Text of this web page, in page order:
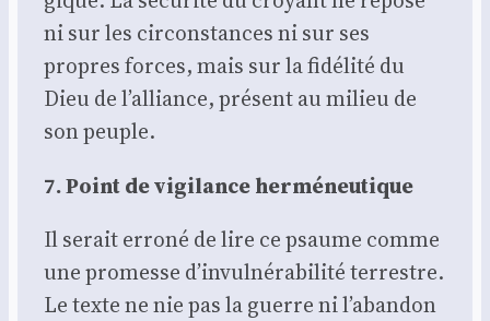
ni sur les cir­cons­tances ni sur ses
propres forces, mais sur la fidé­li­té du
Dieu de l’alliance, pré­sent au milieu de
son peuple.
7. Point de vigi­lance her­mé­neu­tique
Il serait erro­né de lire ce psaume comme
une pro­messe d’invulnérabilité ter­restre.
Le texte ne nie pas la guerre ni l’abandon